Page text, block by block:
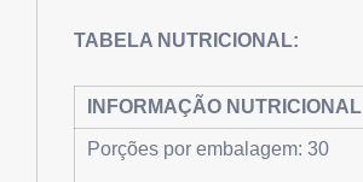
TABELA NUTRICIONAL:
INFORMAÇÃO NUTRICIONAL
Porções por embalagem: 30